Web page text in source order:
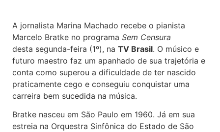
A jornalista Marina Machado recebe o pianista
Marcelo Bratke no programa Sem Censura
desta segunda-feira (1º), na TV Brasil. O músico e
futuro maestro faz um apanhado de sua trajetória e
conta como superou a dificuldade de ter nascido
praticamente cego e conseguiu conquistar uma
carreira bem sucedida na música.
Bratke nasceu em São Paulo em 1960. Já em sua
estreia na Orquestra Sinfônica do Estado de São